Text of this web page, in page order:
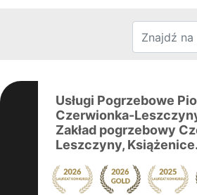
Usługi Pogrzebowe
Czerwionka-
Zakład pogrzebowy
Leszczyny, Książenice.